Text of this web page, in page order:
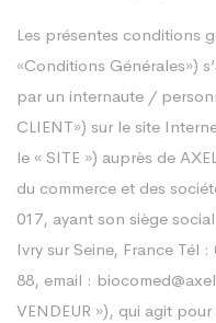
Les présentes conditions
«Conditions Générales»)
par un internaute /
CLIENT») sur le site
le « SITE ») auprès de
du commerce et des
017, ayant son siège
Ivry sur Seine, France Tél :
88, email :
VENDEUR »), qui agit